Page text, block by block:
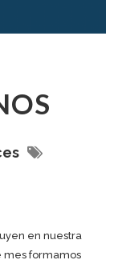
en nuestra
mes formamos